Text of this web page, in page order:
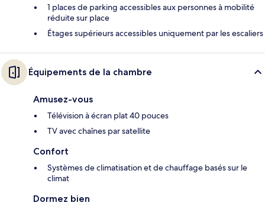
1 places de parking accessibles aux personnes à mobilité
réduite sur place
Étages supérieurs accessibles uniquement par les escaliers
Équipements de la chambre
Amusez-vous
Télévision à écran plat 40 pouces
TV avec chaînes par satellite
Confort
Systèmes de climatisation et de chauffage basés sur le
climat
Dormez bien